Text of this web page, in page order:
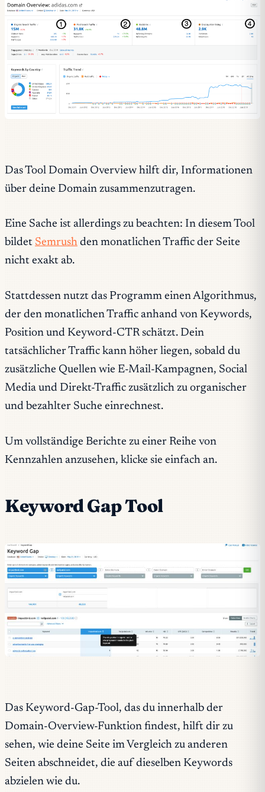
Das Tool Domain Overview hilft dir, Informationen
über deine Domain zusammenzutragen.
Eine Sache ist allerdings zu beachten: In diesem Tool
bildet Semrush den monatlichen Traffic der Seite
nicht exakt ab.
Stattdessen nutzt das Programm einen Algorithmus,
der den monatlichen Traffic anhand von Keywords,
Position und Keyword-CTR schätzt. Dein
tatsächlicher Traffic kann höher liegen, sobald du
zusätzliche Quellen wie E-Mail-Kampagnen, Social
Media und Direkt-Traffic zusätzlich zu organischer
und bezahlter Suche einrechnest.
Um vollständige Berichte zu einer Reihe von
Kennzahlen anzusehen, klicke sie einfach an.
Keyword Gap Tool
Das Keyword-Gap-Tool, das du innerhalb der
Domain-Overview-Funktion findest, hilft dir zu
sehen, wie deine Seite im Vergleich zu anderen
Seiten abschneidet, die auf dieselben Keywords
abzielen wie du.